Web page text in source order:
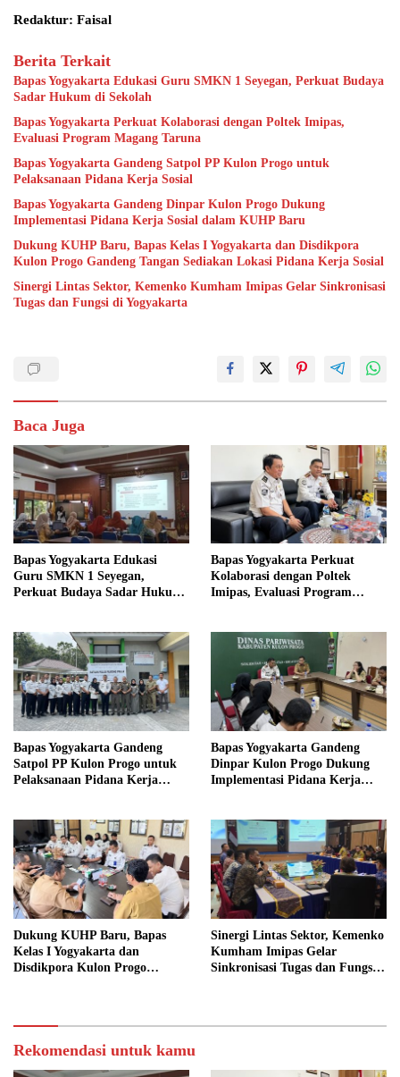
Redaktur: Faisal
Berita Terkait
Bapas Yogyakarta Edukasi Guru SMKN 1 Seyegan, Perkuat Budaya
Sadar Hukum di Sekolah
Bapas Yogyakarta Perkuat Kolaborasi dengan Poltek Imipas,
Evaluasi Program Magang Taruna
Bapas Yogyakarta Gandeng Satpol PP Kulon Progo untuk
Pelaksanaan Pidana Kerja Sosial
Bapas Yogyakarta Gandeng Dinpar Kulon Progo Dukung
Implementasi Pidana Kerja Sosial dalam KUHP Baru
Dukung KUHP Baru, Bapas Kelas I Yogyakarta dan Disdikpora
Kulon Progo Gandeng Tangan Sediakan Lokasi Pidana Kerja Sosial
Sinergi Lintas Sektor, Kemenko Kumham Imipas Gelar Sinkronisasi
Tugas dan Fungsi di Yogyakarta
Baca Juga
Bapas Yogyakarta Edukasi
Guru SMKN 1 Seyegan,
Perkuat Budaya Sadar Hukum
Bapas Yogyakarta Perkuat
Kolaborasi dengan Poltek
Imipas, Evaluasi Program
Bapas Yogyakarta Gandeng
Satpol PP Kulon Progo untuk
Pelaksanaan Pidana Kerja
Bapas Yogyakarta Gandeng
Dinpar Kulon Progo Dukung
Implementasi Pidana Kerja
Dukung KUHP Baru, Bapas
Kelas I Yogyakarta dan
Disdikpora Kulon Progo
Sinergi Lintas Sektor, Kemenko
Kumham Imipas Gelar
Sinkronisasi Tugas dan Fungsi
Rekomendasi untuk kamu